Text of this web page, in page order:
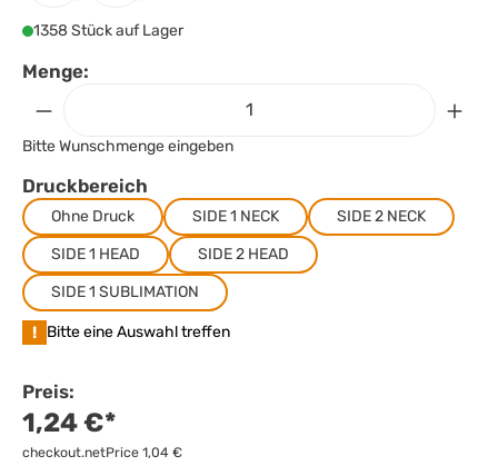
1358 Stück auf Lager
Menge:
Bitte Wunschmenge eingeben
Druckbereich
Ohne Druck SIDE 1 NECK
SIDE 2 NECK
SIDE 1 HEAD
SIDE 2 HEAD
SIDE 1 SUBLIMATION
! Bitte eine Auswahl treffen
Preis:
1,24 €*
checkout.netPrice 1,04 €